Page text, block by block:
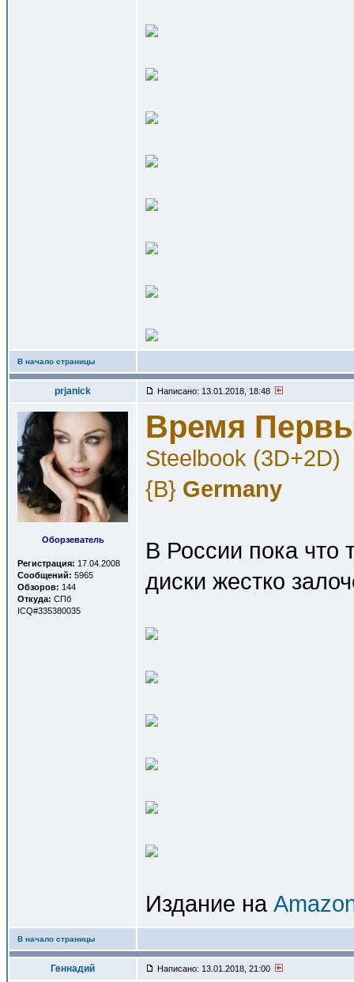
В начало страницы
prjanick Написано: 13.01.2018, 18:48
Оборзеватель
Регистрация: 17.04.2008
Сообщений: 5965
Обзоров: 144
Откуда: СПб
ICQ#335380035
Время
Steelbook (3D+2D)
{B} Germany
В России пока что
диски жестко
Издание на
В начало страницы
Геннадий Написано: 13.01.2018, 21:00